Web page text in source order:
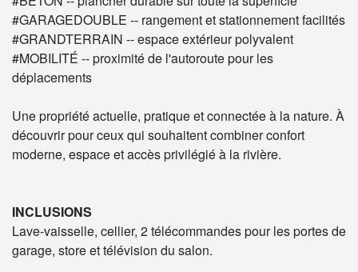
#GARAGEDOUBLE -- rangement et stationnement facilités
#GRANDTERRAIN -- espace extérieur polyvalent
#MOBILITÉ -- proximité de l'autoroute pour les
déplacements
Une propriété actuelle, pratique et connectée à la nature. À
découvrir pour ceux qui souhaitent combiner confort
moderne, espace et accès privilégié à la rivière.
INCLUSIONS
Lave-vaisselle, cellier, 2 télécommandes pour les portes de
garage, store et télévision du salon.